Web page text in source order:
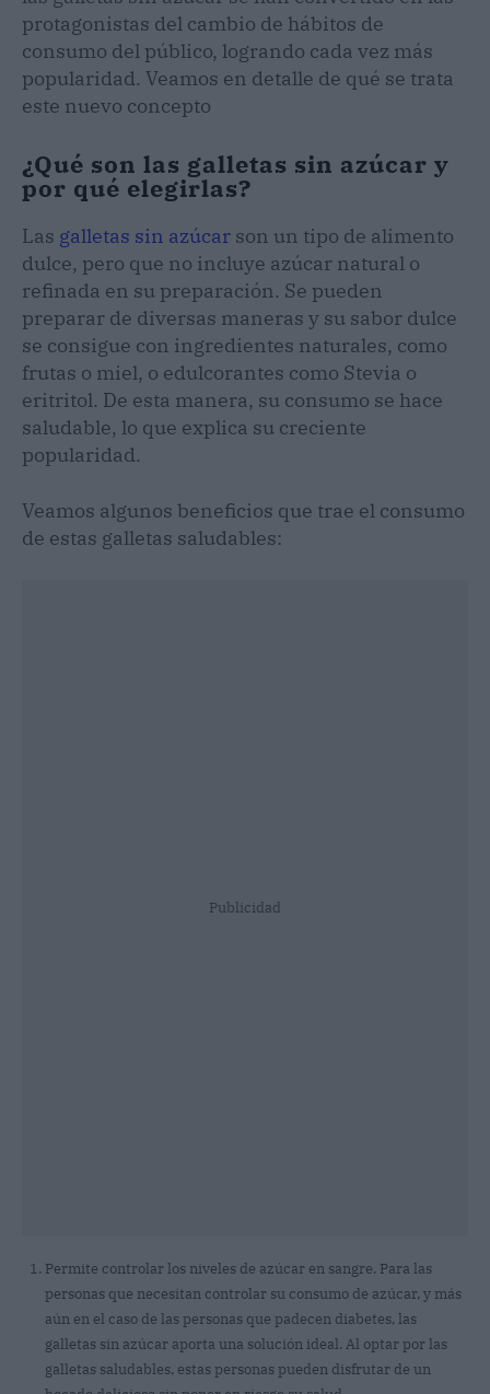
protagonistas del cambio de hábitos de
consumo del público, logrando cada vez más
popularidad. Veamos en detalle de qué se trata
este nuevo concepto
¿Qué son las galletas sin azúcar y
por qué elegirlas?
Las galletas sin azúcar son un tipo de alimento
dulce, pero que no incluye azúcar natural o
refinada en su preparación. Se pueden
preparar de diversas maneras y su sabor dulce
se consigue con ingredientes naturales, como
frutas o miel, o edulcorantes como Stevia o
eritritol. De esta manera, su consumo se hace
saludable, lo que explica su creciente
popularidad.
Veamos algunos beneficios que trae el consumo
de estas galletas saludables:
Publicidad
Permite controlar los niveles de azúcar en sangre. Para las
personas que necesitan controlar su consumo de azúcar, y más
aún en el caso de las personas que padecen diabetes, las
galletas sin azúcar aporta una solución ideal. Al optar por las
galletas saludables, estas personas pueden disfrutar de un